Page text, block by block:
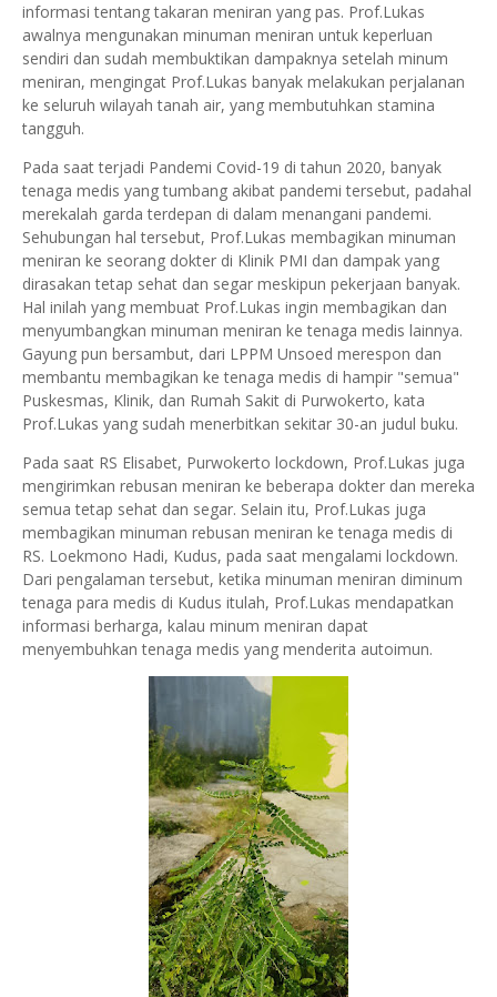
informasi tentang takaran meniran yang pas. Prof.Lukas
awalnya mengunakan minuman meniran untuk keperluan
sendiri dan sudah membuktikan dampaknya setelah minum
meniran, mengingat Prof.Lukas banyak melakukan perjalanan
ke seluruh wilayah tanah air, yang membutuhkan stamina
tangguh.
Pada saat terjadi Pandemi Covid-19 di tahun 2020, banyak
tenaga medis yang tumbang akibat pandemi tersebut, padahal
merekalah garda terdepan di dalam menangani pandemi.
Sehubungan hal tersebut, Prof.Lukas membagikan minuman
meniran ke seorang dokter di Klinik PMI dan dampak yang
dirasakan tetap sehat dan segar meskipun pekerjaan banyak.
Hal inilah yang membuat Prof.Lukas ingin membagikan dan
menyumbangkan minuman meniran ke tenaga medis lainnya.
Gayung pun bersambut, dari LPPM Unsoed merespon dan
membantu membagikan ke tenaga medis di hampir "semua"
Puskesmas, Klinik, dan Rumah Sakit di Purwokerto, kata
Prof.Lukas yang sudah menerbitkan sekitar 30-an judul buku.
Pada saat RS Elisabet, Purwokerto lockdown, Prof.Lukas juga
mengirimkan rebusan meniran ke beberapa dokter dan mereka
semua tetap sehat dan segar. Selain itu, Prof.Lukas juga
membagikan minuman rebusan meniran ke tenaga medis di
RS. Loekmono Hadi, Kudus, pada saat mengalami lockdown.
Dari pengalaman tersebut, ketika minuman meniran diminum
tenaga para medis di Kudus itulah, Prof.Lukas mendapatkan
informasi berharga, kalau minum meniran dapat
menyembuhkan tenaga medis yang menderita autoimun.